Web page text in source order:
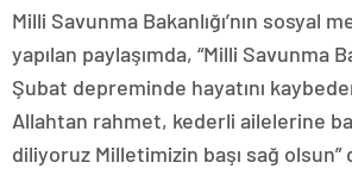
Milli Savunma Bakanlığı’nın sosyal
yapılan paylaşımda, “Milli Savunma
Şubat depreminde hayatını
Allahtan rahmet, kederli ailelerine
diliyoruz Milletimizin başı sağ olsun”